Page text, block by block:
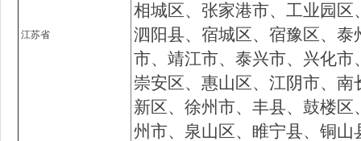
江苏省
相城区、张家港市、工业园
泗阳县、宿城区、宿豫区、
市、靖江市、泰兴市、兴化
崇安区、惠山区、江阴市、
新区、徐州市、丰县、鼓楼
州市、泉山区、睢宁县、铜